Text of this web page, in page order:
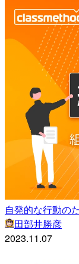
自発的な行動の
田部井勝彦
2023.11.07